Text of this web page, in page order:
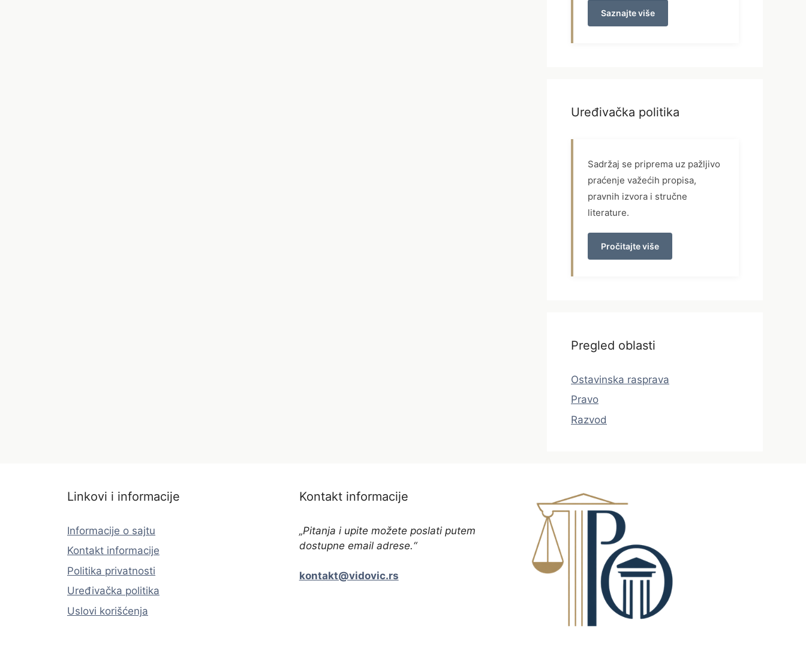
Saznajte više
Uređivačka politika
Sadržaj se priprema uz pažljivo
praćenje važećih propisa,
pravnih izvora i stručne
literature.
Pročitajte više
Pregled oblasti
Ostavinska rasprava
Pravo
Razvod
Linkovi i informacije
Informacije o sajtu
Kontakt informacije
Politika privatnosti
Uređivačka politika
Uslovi korišćenja
Kontakt informacije
„Pitanja i upite možete poslati putem
dostupne email adrese.“
kontakt@vidovic.rs